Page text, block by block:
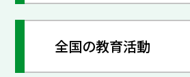
全国の教育活動